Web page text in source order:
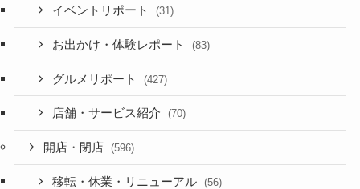
イベントリポート (31)
お出かけ・体験レポート (83)
グルメリポート (427)
店舗・サービス紹介 (70)
開店・閉店 (596)
移転・休業・リニューアル (56)